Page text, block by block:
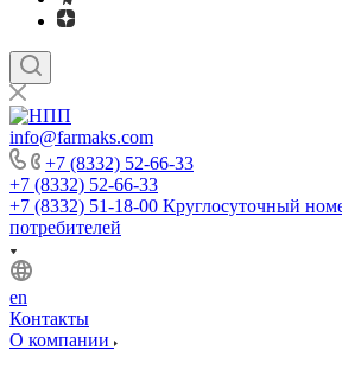
info@farmaks.com
+7 (8332) 52-66-33
+7 (8332) 52-66-33
+7 (8332) 51-18-00 Круглосуточный
потребителей
en
Контакты
О компании